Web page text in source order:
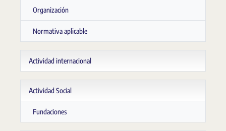
Organización
Normativa aplicable
Actividad internacional
Actividad Social
Fundaciones